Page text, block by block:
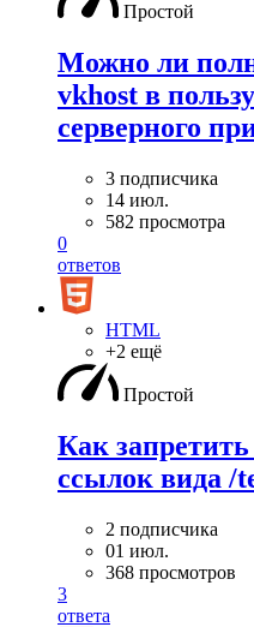
Простой
Можно ли
vkhost в
серверного
3 подписчика
14 июл.
582 просмотра
0
ответов
HTML
+2 ещё
Простой
Как
ссылок вида /
2 подписчика
01 июл.
368 просмотров
3
ответа